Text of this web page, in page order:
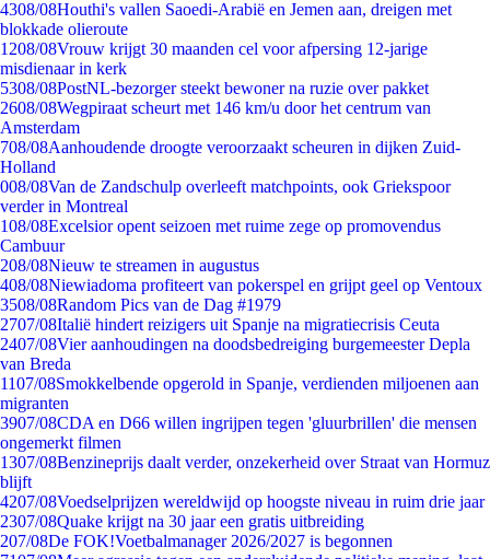
4308/08Houthi's vallen Saoedi-Arabië en Jemen aan, dreigen met
blokkade olieroute
1208/08Vrouw krijgt 30 maanden cel voor afpersing 12-jarige
misdienaar in kerk
5308/08PostNL-bezorger steekt bewoner na ruzie over pakket
2608/08Wegpiraat scheurt met 146 km/u door het centrum van
Amsterdam
708/08Aanhoudende droogte veroorzaakt scheuren in dijken Zuid-
Holland
008/08Van de Zandschulp overleeft matchpoints, ook Griekspoor
verder in Montreal
108/08Excelsior opent seizoen met ruime zege op promovendus
Cambuur
208/08Nieuw te streamen in augustus
408/08Niewiadoma profiteert van pokerspel en grijpt geel op Ventoux
3508/08Random Pics van de Dag #1979
2707/08Italië hindert reizigers uit Spanje na migratiecrisis Ceuta
2407/08Vier aanhoudingen na doodsbedreiging burgemeester Depla
van Breda
1107/08Smokkelbende opgerold in Spanje, verdienden miljoenen aan
migranten
3907/08CDA en D66 willen ingrijpen tegen 'gluurbrillen' die mensen
ongemerkt filmen
1307/08Benzineprijs daalt verder, onzekerheid over Straat van Hormuz
blijft
4207/08Voedselprijzen wereldwijd op hoogste niveau in ruim drie jaar
2307/08Quake krijgt na 30 jaar een gratis uitbreiding
207/08De FOK!Voetbalmanager 2026/2027 is begonnen